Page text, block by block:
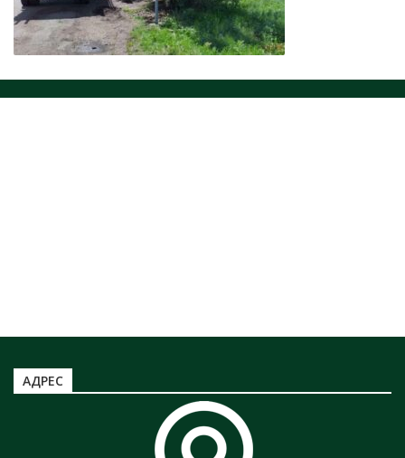
ЗАХОРОНЕНИЕ ОТХОДОВ
НОРМАТИВНЫЕ ДОКУМЕНТЫ
ЮРИДИЧЕСКИМ ЛИЦАМ
АДРЕС